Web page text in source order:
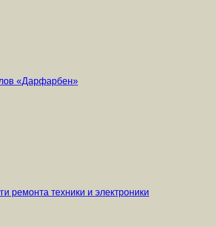
«Дарфарбен»
ремонта техники и электроники